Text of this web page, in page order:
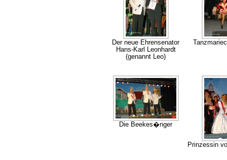
Der neue Ehrensenator
Hans-Karl Leonhardt
(genannt Leo)
Die Beekes�nger
Prinzessin